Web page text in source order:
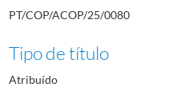
PT/COP/ACOP/25/0080
Tipo de título
Atribuído